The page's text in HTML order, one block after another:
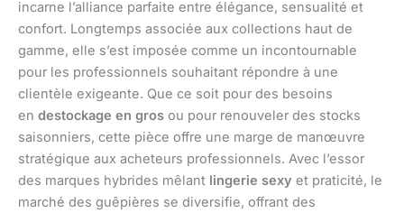
incarne l’alliance parfaite entre élégance, sensualité et
confort. Longtemps associée aux collections haut de
gamme, elle s’est imposée comme un incontournable
pour les professionnels souhaitant répondre à une
clientèle exigeante. Que ce soit pour des besoins
en destockage en gros ou pour renouveler des stocks
saisonniers, cette pièce offre une marge de manœuvre
stratégique aux acheteurs professionnels. Avec l’essor
des marques hybrides mêlant lingerie sexy et praticité, le
marché des guêpières se diversifie, offrant des